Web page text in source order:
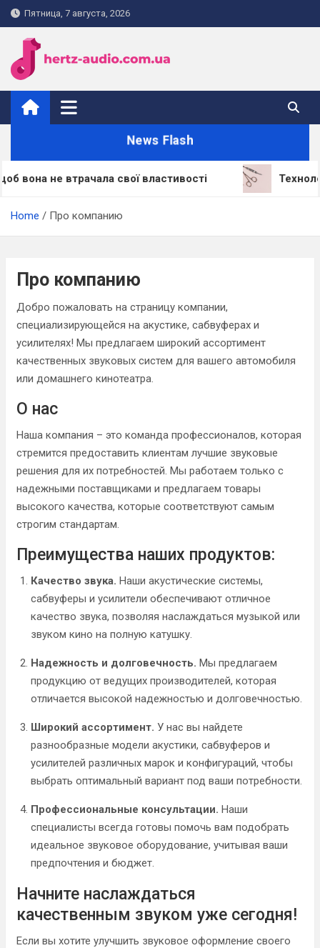
Skip
to
content
Пятница, 7 августа, 2026
hertz-audio.com.ua
News Flash
не втрачала свої властивості
Home Про компанию
Про компанию
Добро пожаловать на страницу компании,
специализирующейся на акустике, сабвуферах и
усилителях! Мы предлагаем широкий ассортимент
качественных звуковых систем для вашего автомобиля
или домашнего кинотеатра.
О нас
Наша компания – это команда профессионалов, которая
стремится предоставить клиентам лучшие звуковые
решения для их потребностей. Мы работаем только с
надежными поставщиками и предлагаем товары
высокого качества, которые соответствуют самым
строгим стандартам.
Преимущества наших продуктов:
Качество звука. Наши акустические системы,
сабвуферы и усилители обеспечивают отличное
качество звука, позволяя наслаждаться музыкой или
звуком кино на полную катушку.
Надежность и долговечность. Мы предлагаем
продукцию от ведущих производителей, которая
отличается высокой надежностью и долговечностью.
Широкий ассортимент. У нас вы найдете
разнообразные модели акустики, сабвуферов и
усилителей различных марок и конфигураций, чтобы
выбрать оптимальный вариант под ваши потребности.
Профессиональные консультации. Наши
специалисты всегда готовы помочь вам подобрать
идеальное звуковое оборудование, учитывая ваши
предпочтения и бюджет.
Начните наслаждаться
качественным звуком уже сегодня!
Если вы хотите улучшить звуковое оформление своего